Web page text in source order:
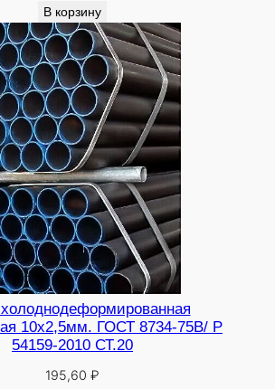
В корзину
10х2,5мм. ГОСТ 8734-75В/ Р
54159-2010 СТ.20
195,60 ₽